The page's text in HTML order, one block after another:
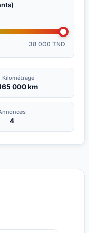
38 000 TND
Kilométrage
000 km
4